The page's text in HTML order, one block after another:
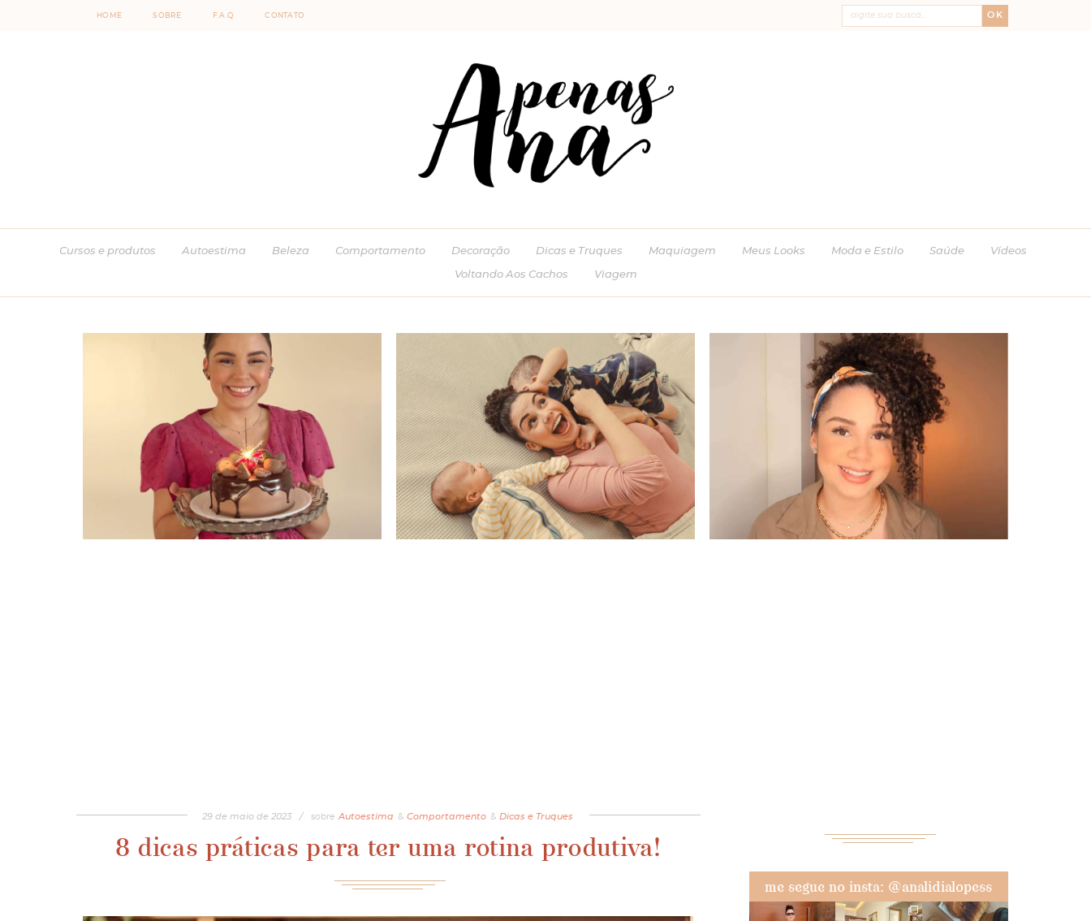
HOME SOBRE F.A.Q CONTATO OK
Cursos e produtos Autoestima Beleza Comportamento Decoração Dicas e Truques Maquiagem Meus Looks Moda e Estilo Saúde Vídeos
Voltando Aos Cachos Viagem
29 de maio de 2023 / sobre Autoestima & Comportamento & Dicas e Truques
8 dicas práticas para ter uma rotina produtiva!
me segue no insta: @analidialopess